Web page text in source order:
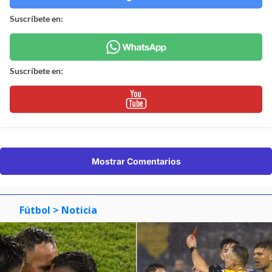
Suscríbete en:
Suscríbete en:
Mostrar Comentarios
Fútbol > Noticia